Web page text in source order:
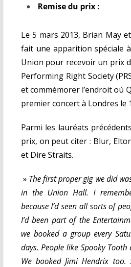
Remise du prix :
Le 5 mars 2013, Brian May
fait une apparition spéciale
Union pour recevoir un prix
Performing Right Society
et commémorer l’endroit où
premier concert à Londres le
Parmi les lauréats
prix, on peut citer : Blur,
et Dire Straits.
» The first proper gig we did
in the Union Hall. I
because I’d seen all sorts of
I’d been part of the
we booked a group every
days. People like Spooky
We booked Jimi Hendrix